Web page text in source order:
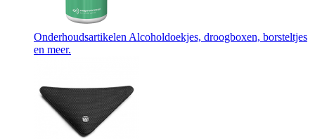
Onderhoudsartikelen Alcoholdoekjes, droogboxen, borsteltjes
en meer.